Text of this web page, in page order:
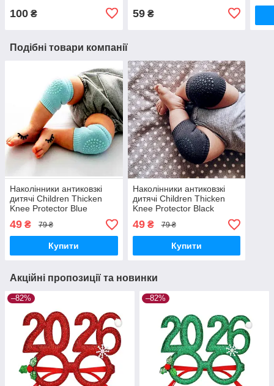
100 ₴ 59₴
Подібні товари компанії
Наколінники антиковзкі
дитячі Children Thicken
Knee Protector Blue
49 ₴ 79 ₴
Купити
Наколінники антиковзкі
дитячі Children Thicken
Knee Protector Black
49₴ 79 ₴
Купити
Акційні пропозиції та новинки
–82% –82%